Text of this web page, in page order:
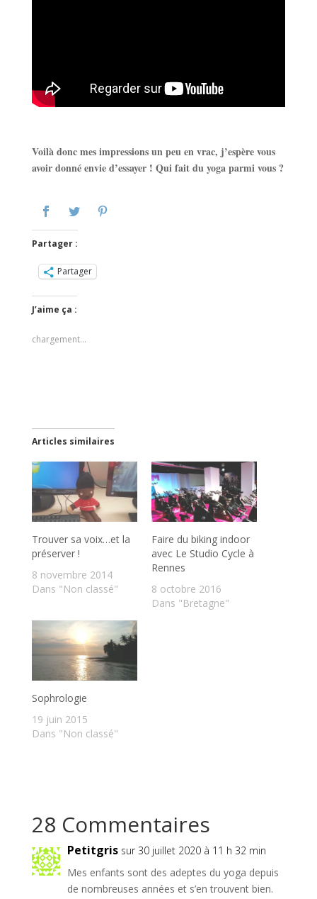
Voilà donc mes impressions un peu en vrac, j’espère vous
avoir donné envie d’essayer ! Qui fait du yoga parmi vous ?
Partager :
Partager
J’aime ça :
chargement…
Articles similaires
Trouver sa voix…et la
préserver !
8 novembre 2014
Dans "Non classé"
Faire du biking indoor
avec Le Studio Cycle à
Rennes
8 octobre 2016
Dans "Bretagne"
Sophrologie
19 juin 2015
Dans "Non classé"
28 Commentaires
Petitgris sur 30 juillet 2020 à 11 h 32 min
Mes enfants sont des adeptes du yoga depuis
de nombreuses années et s’en trouvent bien.